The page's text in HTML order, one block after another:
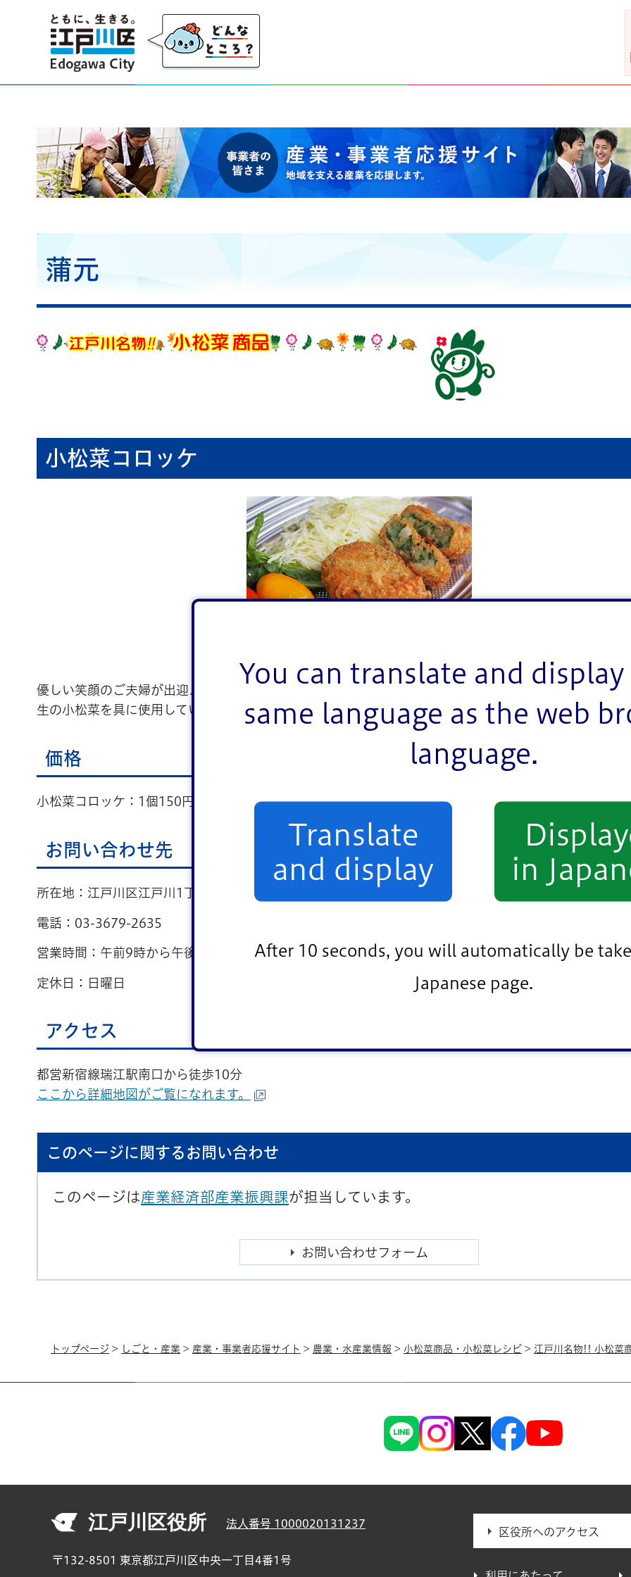
You can translate and
same language as the web
language.
Translate
and display
in
After 10 seconds, you will automatically be
Japanese page.
江戸川区
事業者の皆さま 産業・事業者応援サイト 地域を支える産業を応援します。
蒲元
小松菜コロッケ
優しい笑顔のご夫婦が出迎えてくれる、昔ながらのお惣菜屋さん。
生の小松菜を具に使用しているので、小松菜の香りを楽しめるコロッケです♪
価格
小松菜コロッケ：1個150円
お問い合わせ先
所在地：江戸川区江戸川1丁目9番18号
電話：03-3679-2635
営業時間：午前9時から午後7時まで
定休日：日曜日
アクセス
都営新宿線瑞江駅南口から徒歩10分
ここから詳細地図がご覧になれます。
このページに関するお問い合わせ
このページは 産業経済部産業振興課が担当しています。
トップページ > しごと・産業 > 産業・事業者応援サイト > 農業・水産業情報 > 小松菜商品・小松菜レシピ > 江戸川名物!! 小松菜
江戸川区役所 法人番号 1000020131237
〒132-8501 東京都江戸川区中央一丁目4番1号
区役所へのアクセス